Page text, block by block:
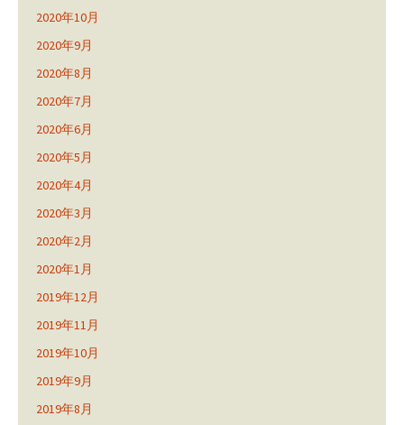
2020年10月
2020年9月
2020年8月
2020年7月
2020年6月
2020年5月
2020年4月
2020年3月
2020年2月
2020年1月
2019年12月
2019年11月
2019年10月
2019年9月
2019年8月